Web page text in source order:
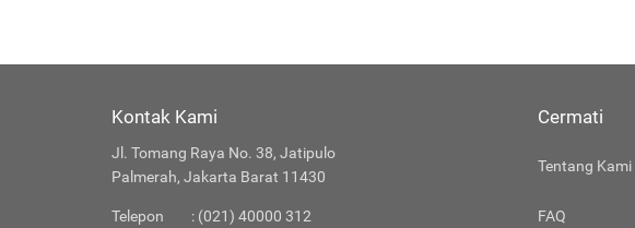
Kontak Kami
Jl. Tomang Raya No. 38, Jatipulo
Palmerah, Jakarta Barat 11430
Telepon
: (021) 40000 312
Cermati
Tentang Kami
FAQ